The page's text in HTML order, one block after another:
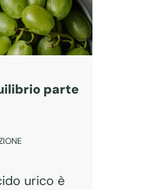
parte
urico è